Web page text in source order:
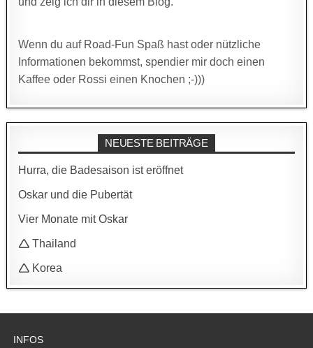
Wenn du auf Road-Fun Spaß hast oder nützliche
Informationen bekommst, spendier mir doch einen
Kaffee oder Rossi einen Knochen ;-)))
NEUESTE BEITRÄGE
Hurra, die Badesaison ist eröffnet
Oskar und die Pubertät
Vier Monate mit Oskar
🛆 Thailand
🛆 Korea
INFOS